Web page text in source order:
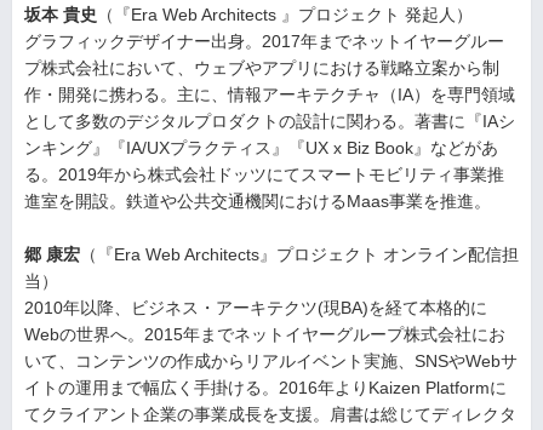
坂本 貴史 （『Era Web Architects 』プロジェクト 発起人）
グラフィックデザイナー出身。2017年までネットイヤーグルー
プ株式会社において、ウェブやアプリにおける戦略立案から制
作・開発に携わる。主に、情報アーキテクチャ（IA）を専門領域
として多数のデジタルプロダクトの設計に関わる。著書に『IAシ
ンキング』『IA/UXプラクティス』『UX x Biz Book』などがあ
る。2019年から株式会社ドッツにてスマートモビリティ事業推
進室を開設。鉄道や公共交通機関におけるMaas事業を推進。
郷 康宏 （『Era Web Architects』プロジェクト オンライン配信担
当）
2010年以降、ビジネス・アーキテクツ(現BA)を経て本格的に
Webの世界へ。2015年までネットイヤーグループ株式会社にお
いて、コンテンツの作成からリアルイベント実施、SNSやWebサ
イトの運用まで幅広く手掛ける。2016年よりKaizen Platformに
てクライアント企業の事業成長を支援。肩書は総じてディレクタ